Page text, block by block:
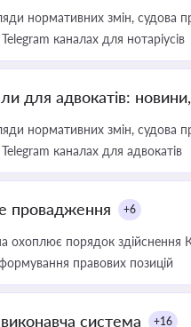
нормативних змін, судова
каналах для нотаріусів
для адвокатів:
нормативних змін, судова
каналах для адвокатів
провадження +6
охоплює порядок здійснення
формування правових позицій
система +16